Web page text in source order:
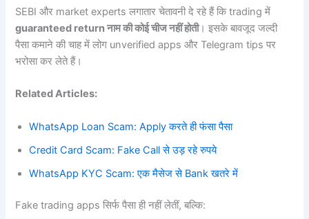
SEBI और market experts लगातार चेतावनी दे रहे हैं कि trading में
guaranteed return नाम की कोई चीज नहीं होती। इसके बावजूद जल्दी
पैसा कमाने की चाह में लोग unverified apps और Telegram tips पर
भरोसा कर लेते हैं।
Related Articles:
WhatsApp Loan Scam: Apply करते ही फंसा पैसा
Credit Card Scam: Fake Call से उड़ रहे रुपये
WhatsApp KYC Scam: एक मैसेज से Bank खतरे में
Fake trading apps सिर्फ पैसा ही नहीं लेतीं, बल्कि: